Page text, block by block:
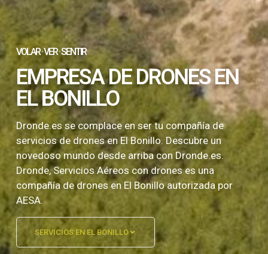
VOLAR · VER · SENTIR
EMPRESA DE DRONES EN
EL BONILLO
Dronde.es se complace en ser tu compañía de
servicios de drones en El Bonillo. Descubre un
novedoso mundo desde arriba con Dronde.es.
Dronde, Servicios Aéreos con drones es una
compañía de drones en El Bonillo autorizada por
AESA.
SERVICIOS EN EL BONILLO